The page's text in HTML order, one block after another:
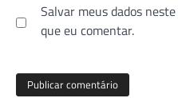
Salvar meus dados
que eu comentar.